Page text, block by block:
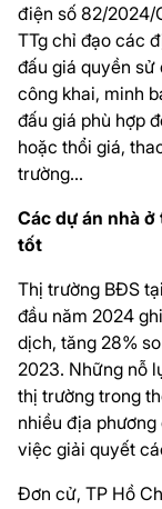
điện số 82/2024/
TTg chỉ đạo các
đấu giá quyền sử
công khai, minh
đấu giá phù hợp
hoặc thổi giá,
trường...
Các dự án nhà
tốt
Thị trường BĐS
đầu năm 2024
dịch, tăng 28%
2023. Những nỗ
thị trường trong
nhiều địa
việc giải quyết
Đơn cử, TP Hồ